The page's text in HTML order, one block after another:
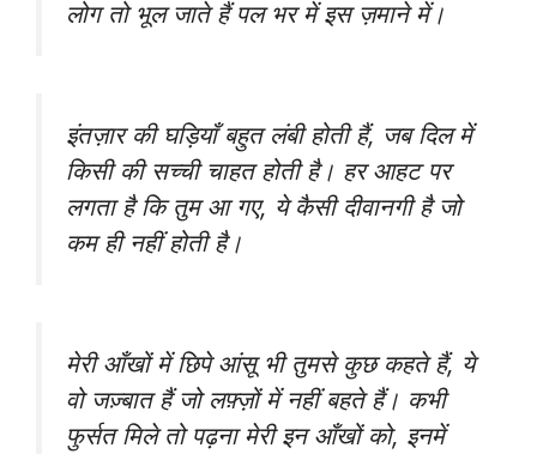
लोग तो भूल जाते हैं पल भर में इस ज़माने में।
इंतज़ार की घड़ियाँ बहुत लंबी होती हैं, जब दिल में
किसी की सच्ची चाहत होती है। हर आहट पर
लगता है कि तुम आ गए, ये कैसी दीवानगी है जो
कम ही नहीं होती है।
मेरी आँखों में छिपे आंसू भी तुमसे कुछ कहते हैं, ये
वो जज़्बात हैं जो लफ़्ज़ों में नहीं बहते हैं। कभी
फुर्सत मिले तो पढ़ना मेरी इन आँखों को, इनमें